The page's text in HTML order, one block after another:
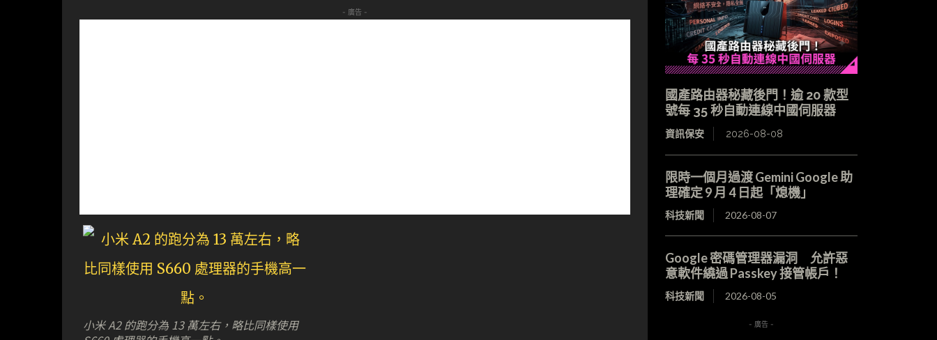
- 廣告 -
小米 A2 的跑分為 13 萬左右，略比同樣使用
國產路由器秘藏後門！逾 20 款型
號每 35 秒自動連線中國伺服器
資訊保安 2026-08-08
限時一個月過渡 Gemini Google 助
理確定 9 月 4 日起「熄機」
科技新聞 2026-08-07
Google 密碼管理器漏洞 允許惡
意軟件繞過 Passkey 接管帳戶！
科技新聞 2026-08-05
- 廣告 -